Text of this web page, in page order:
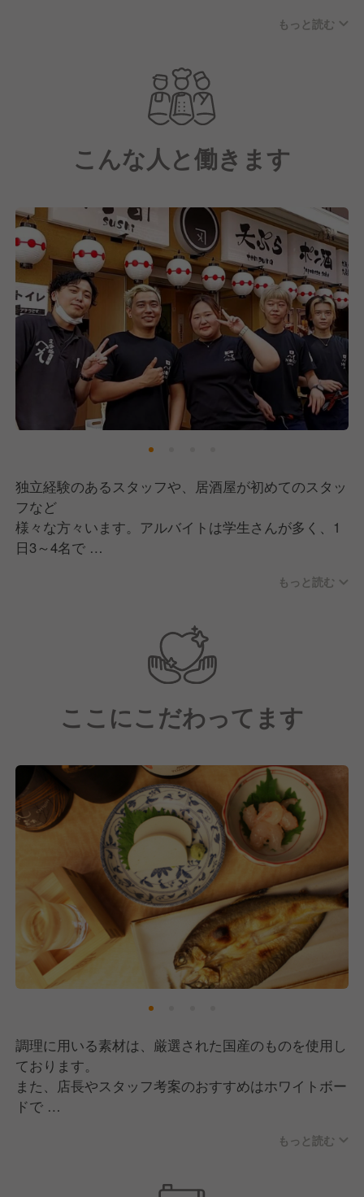
もっと読む
こんな人と働きます
独立経験のあるスタッフや、居酒屋が初めてのスタッ
フなど
様々な方々います。アルバイトは学生さんが多く、1
日3～4名で
もっと読む
ここにこだわってます
調理に用いる素材は、厳選された国産のものを使用し
ております。
また、店長やスタッフ考案のおすすめはホワイトボー
ドで
もっと読む